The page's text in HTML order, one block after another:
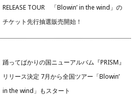
RELEASE TOUR 「Blowin’ in the wind」の
チケット先行抽選販売開始！
踊ってばかりの国ニューアルバム『PRISM』
リリース決定 7月から全国ツアー「Blowin’
in the wind」もスタート